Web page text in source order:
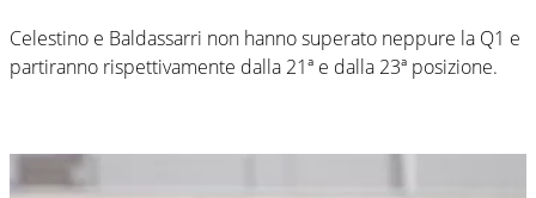
Celestino e Baldassarri non hanno superato neppure la Q1 e
partiranno rispettivamente dalla 21ª e dalla 23ª posizione.